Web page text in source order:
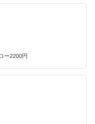
ー2200円